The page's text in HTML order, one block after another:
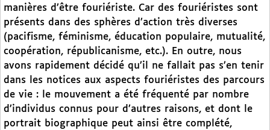
manières d’être fouriériste. Car des fouriéristes sont
présents dans des sphères d’action très diverses
(pacifisme, féminisme, éducation populaire, mutualité,
coopération, républicanisme, etc.). En outre, nous
avons rapidement décidé qu’il ne fallait pas s’en tenir
dans les notices aux aspects fouriéristes des parcours
de vie : le mouvement a été fréquenté par nombre
d’individus connus pour d’autres raisons, et dont le
portrait biographique peut ainsi être complété,